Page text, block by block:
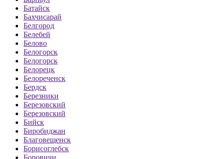
Батайск
Бахчисарай
Белгород
Белебей
Белово
Белогорск
Белогорск
Белорецк
Белореченск
Бердск
Березники
Березовский
Березовский
Бийск
Биробиджан
Благовещенск
Борисоглебск